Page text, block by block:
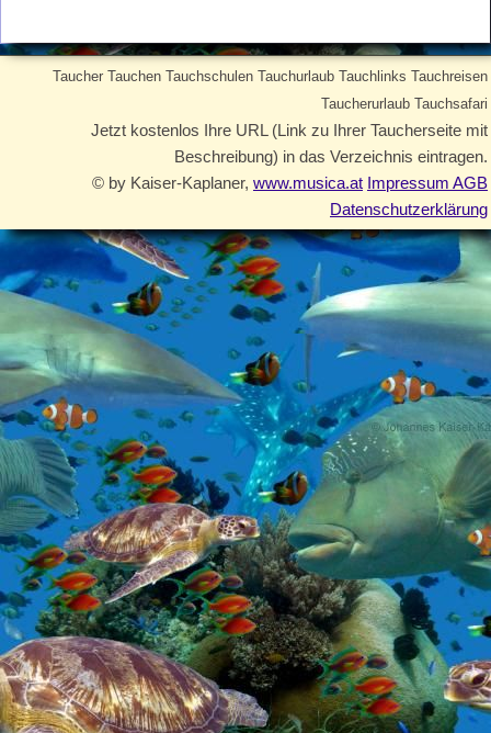
Taucher Tauchen Tauchschulen Tauchurlaub Tauchlinks Tauchreisen
Taucherurlaub Tauchsafari
Jetzt kostenlos Ihre URL (Link zu Ihrer Taucherseite mit
Beschreibung) in das Verzeichnis eintragen.
© by Kaiser-Kaplaner, www.musica.at Impressum AGB
Datenschutzerklärung